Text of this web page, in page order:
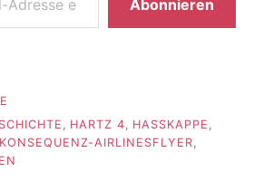
Abonnieren
, HARTZ 4, HASSKAPPE ,
KONSEQUENZ-AIRLINESFLYER,